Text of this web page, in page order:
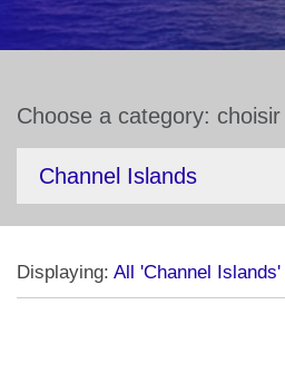
Choose a category:
Displaying: All 'Channel Islands'